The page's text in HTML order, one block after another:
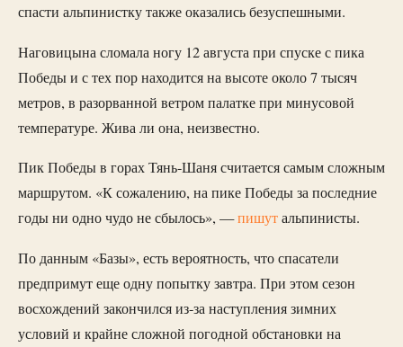
спасти альпинистку также оказались безуспешными.
Наговицына сломала ногу 12 августа при спуске с пика
Победы и с тех пор находится на высоте около 7 тысяч
метров, в разорванной ветром палатке при минусовой
температуре. Жива ли она, неизвестно.
Пик Победы в горах Тянь-Шаня считается самым сложным
маршрутом. «К сожалению, на пике Победы за последние
годы ни одно чудо не сбылось», —пишутальпинисты.
По данным «Базы», есть вероятность, что спасатели
предпримут еще одну попытку завтра. При этом сезон
восхождений закончился из-за наступления зимних
условий и крайне сложной погодной обстановки на